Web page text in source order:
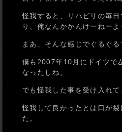
怪我すると、リハビリの毎
り、俺なんかかんけーねー
まあ、そんな感じでぐるぐる
僕も2007年10月にドイツで
なったしね。
でも怪我した事を受け入れ
怪我して良かったとは口が
た。